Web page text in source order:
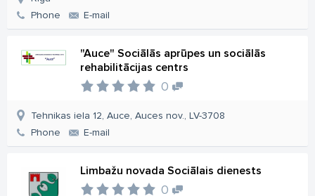
Phone
E-mail
"Auce" Sociālās aprūpes un sociālās
rehabilitācijas centrs
0
Tehnikas iela 12, Auce, Auces nov., LV-3708
Phone
E-mail
Limbažu novada Sociālais dienests
0